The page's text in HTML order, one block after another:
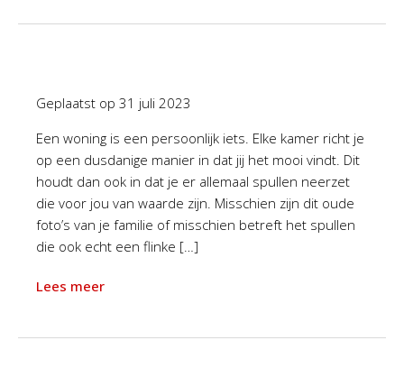
Geplaatst op 31 juli 2023
Een woning is een persoonlijk iets. Elke kamer richt je
op een dusdanige manier in dat jij het mooi vindt. Dit
houdt dan ook in dat je er allemaal spullen neerzet
die voor jou van waarde zijn. Misschien zijn dit oude
foto’s van je familie of misschien betreft het spullen
die ook echt een flinke […]
Lees meer